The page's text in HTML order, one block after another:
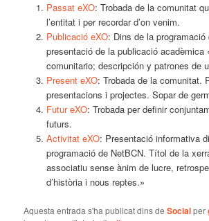
Passat eXO: Trobada de la comunitat
l’entitat i per recordar d’on venim.
Publicació eXO: Dins de la programació
presentació de la publicació acadèmica
comunitario; descripción y patrones de
Present eXO: Trobada de la comunitat.
presentacions i projectes. Sopar de
Futur eXO: Trobada per definir
futurs.
Activitat eXO: Presentació informativa
programació de NetBCN. Títol de la
associatiu sense ànim de lucre,
d’història i nous reptes.»
Aquesta entrada s'ha publicat dins deSocialper